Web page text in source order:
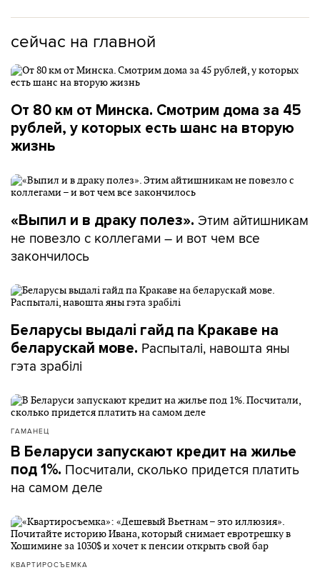
сейчас на главной
От 80 км от Минска. Смотрим дома за 45
рублей, у которых есть шанс на вторую
жизнь
«Выпил и в драку полез». Этим айтишникам
не повезло с коллегами – и вот чем все
закончилось
Беларусы выдалі гайд па Кракаве на
беларускай мове. Распыталі, навошта яны
гэта зрабілі
ГАМАНЕЦ
В Беларуси запускают кредит на жилье
под 1%. Посчитали, сколько придется платить
на самом деле
КВАРТИРОСЪЕМКА